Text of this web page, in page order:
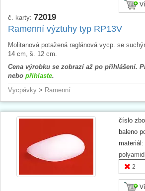
č. karty: 72019
Ramenní výztuhy typ RP13V
Molitanová potažená raglánová vycp. se
14 cm, š. 12 cm.
Cena výrobku se zobrazí až po přihlášení.
nebo přihlaste.
Vycpávky > Ramenní
číslo
baleno
materiál:
polyamid
2